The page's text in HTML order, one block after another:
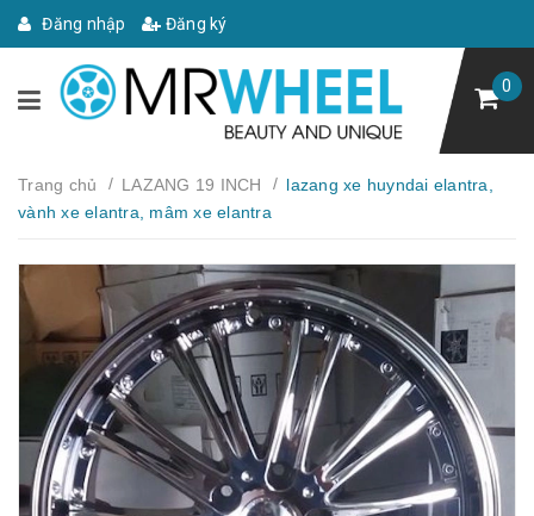
Đăng nhập Đăng ký
0
Trang chủ / LAZANG 19 INCH / lazang xe huyndai elantra,
vành xe elantra, mâm xe elantra